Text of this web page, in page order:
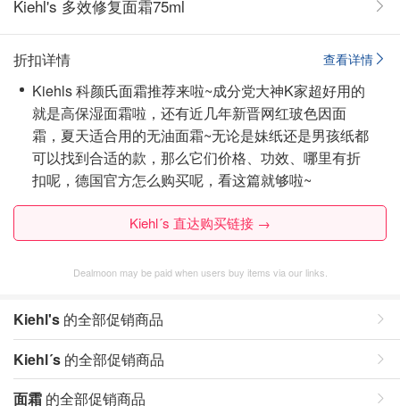
Kiehl's 多效修复面霜75ml
查看详情
折扣详情
Kiehls 科颜氏面霜推荐来啦~成分党大神K家超好用的
就是高保湿面霜啦，还有近几年新晋网红玻色因面
霜，夏天适合用的无油面霜~无论是妹纸还是男孩纸都
可以找到合适的款，那么它们价格、功效、哪里有折
扣呢，德国官方怎么购买呢，看这篇就够啦~
Kiehl´s 直达购买链接 →
Dealmoon may be paid when users buy items via our links.
Kiehl's 的全部促销商品
Kiehl´s 的全部促销商品
面霜 的全部促销商品